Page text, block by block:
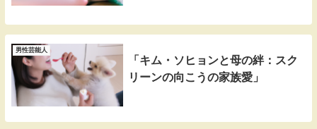
男性芸能人
「キム・ソヒョンと母の絆：スク
リーンの向こうの家族愛」